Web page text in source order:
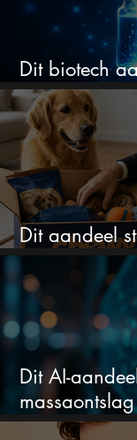
Dit biotech
voor een
Dit aandeel
terwijl het
Dit AI-
omhoog